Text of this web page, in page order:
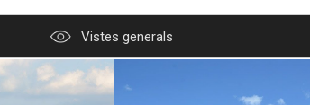
Vistes generals